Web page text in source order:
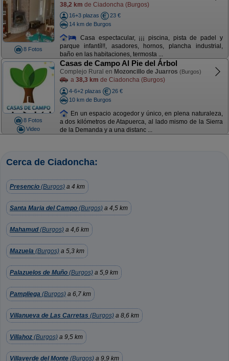
8 Fotos
38,2 km de Ciadoncha (Burgos)
16+3 plazas
23 €
14 km de Burgos
Casa espectacular, ¡¡¡ piscina, pista de padel y
parque infantíl!!, asadores, hornos, plancha industrial,
baño en las habitaciones, termosta ...
8 Fotos
Video
Casas de Campo Al Pie del Árbol
Complejo Rural en Mozoncillo de Juarros (Burgos)
a 38,3 km de Ciadoncha (Burgos)
4-6+2 plazas
26 €
10 km de Burgos
En un espacio acogedor y único, en plena naturaleza,
a dos kilómetros de Atapuerca, al lado mismo de la Sierra
de la Demanda y a una distanc ...
Cerca de Ciadoncha:
Presencio (Burgos) a 4 km
Santa Maria del Campo (Burgos) a 4,5 km
Mahamud(Burgos) a 4,6 km
Mazuela (Burgos) a 5,3 km
Palazuelos de Muño (Burgos) a 5,9 km
Pampliega (Burgos) a 6,7 km
Villanueva de Las Carretas (Burgos) a 8,6 km
Villahoz (Burgos) a 9,5 km
Villaverde del Monte (Burgos) a 9,9 km